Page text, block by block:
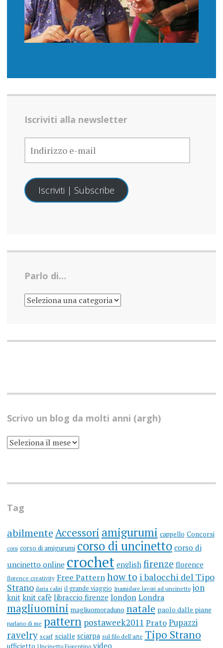
Iscriviti alla newsletter
INDIRIZZO
E-
MAIL
Iscriviti | Subscribe
Parlo di…
PARLO
DI…
Scrivo un blog da molti anni (argh)
SCRIVO
UN
(ARGH)
Tag
abilmenteAccessori amigurumi cappello Concorsi
corsi corso di amigurumi corso di uncinetto corso di
uncinetto online crochet english firenze florence
florence creativity Free Pattern how to i balocchi del Tipo
Strano ilaria caliri il grande viaggio Inamidare lavori ad uncinetto jon
knit knit cafè libraccio firenze london Londra
magliuomini magliuomoraduno natale paolo dalle piane
parlano di me pattern postaweek2011 Prato Pupazzi
ravelry scarf scialle sciarpa sul filo dell'arte Tipo Strano
ufficietto Uncinetto Fiorentino video